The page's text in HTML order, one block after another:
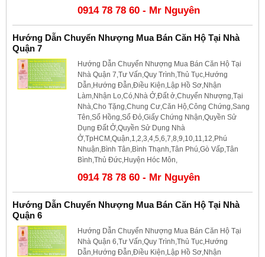
0914 78 78 60 - Mr Nguyên
Hướng Dẫn Chuyển Nhượng Mua Bán Căn Hộ Tại Nhà
Quận 7
Hướng Dẫn Chuyển Nhượng Mua Bán Căn Hộ Tại
Nhà Quận 7,Tư Vấn,Quy Trình,Thủ Tục,Hướng
Dẫn,Hướng Đẫn,Điều Kiện,Lập Hồ Sơ,Nhận
Làm,Nhận Lo,Có,Nhà Ở,Đất ở,Chuyển Nhượng,Tại
Nhà,Cho Tặng,Chung Cư,Căn Hộ,Công Chứng,Sang
Tên,Sổ Hồng,Sổ Đỏ,Giấy Chứng Nhận,Quyền Sử
Dụng Đất Ở,Quyền Sử Dụng Nhà
Ở,TpHCM,Quận,1,2,3,4,5,6,7,8,9,10,11,12,Phú
Nhuận,Bình Tân,Bình Thạnh,Tân Phú,Gò Vấp,Tân
Bình,Thủ Đức,Huyện Hóc Môn,
0914 78 78 60 - Mr Nguyên
Hướng Dẫn Chuyển Nhượng Mua Bán Căn Hộ Tại Nhà
Quận 6
Hướng Dẫn Chuyển Nhượng Mua Bán Căn Hộ Tại
Nhà Quận 6,Tư Vấn,Quy Trình,Thủ Tục,Hướng
Dẫn,Hướng Đẫn,Điều Kiện,Lập Hồ Sơ,Nhận